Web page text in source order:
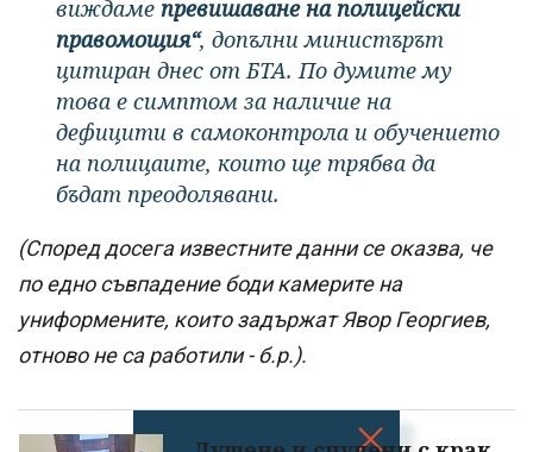
виждаме превишаване на полицейски
правомощия“, допълни министърът
цитиран днес от БТА. По думите му
това е симптом за наличие на
дефицити в самоконтрола и обучението
на полицаите, които ще трябва да
бъдат преодолявани.
(Според досега известните данни се оказва, че
по едно съвпадение боди камерите на
униформените, които задържат Явор Георгиев,
отново не са работили - б.р.).